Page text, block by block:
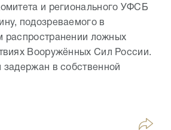
и регионального УФСБ
подозреваемого в
распространении ложных
Вооружённых Сил России.
задержан в собственной